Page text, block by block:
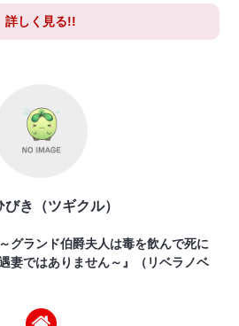
詳しく見る!!
びき（ツギクル）
グランド伯爵夫人は毒を飲んで死に
妻ではありません～』（リベラノベ